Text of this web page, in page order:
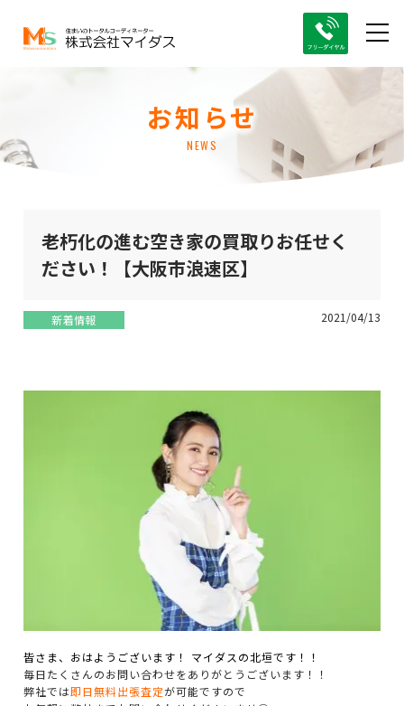
お知らせ
NEWS
老朽化の進む空き家の買取りお任せく
ださい！【大阪市浪速区】
新着情報 2021/04/13
皆さま、おはようございます！ マイダスの北垣です！！
毎日たくさんのお問い合わせをありがとうございます！！
弊社では即日無料出張査定が可能ですので